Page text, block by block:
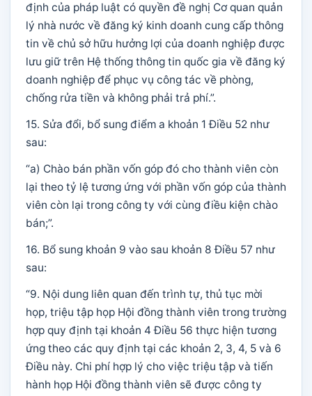
định của pháp luật có quyền đề nghị Cơ quan quản
lý nhà nước về đăng ký kinh doanh cung cấp thông
tin về chủ sở hữu hưởng lợi của doanh nghiệp được
lưu giữ trên Hệ thống thông tin quốc gia về đăng ký
doanh nghiệp để phục vụ công tác về phòng,
chống rửa tiền và không phải trả phí.”.
15. Sửa đổi, bổ sung điểm a khoản 1 Điều 52 như
sau:
“a) Chào bán phần vốn góp đó cho thành viên còn
lại theo tỷ lệ tương ứng với phần vốn góp của thành
viên còn lại trong công ty với cùng điều kiện chào
bán;”.
16. Bổ sung khoản 9 vào sau khoản 8 Điều 57 như
sau:
“9. Nội dung liên quan đến trình tự, thủ tục mời
họp, triệu tập họp Hội đồng thành viên trong trường
hợp quy định tại khoản 4 Điều 56 thực hiện tương
ứng theo các quy định tại các khoản 2, 3, 4, 5 và 6
Điều này. Chi phí hợp lý cho việc triệu tập và tiến
hành họp Hội đồng thành viên sẽ được công ty